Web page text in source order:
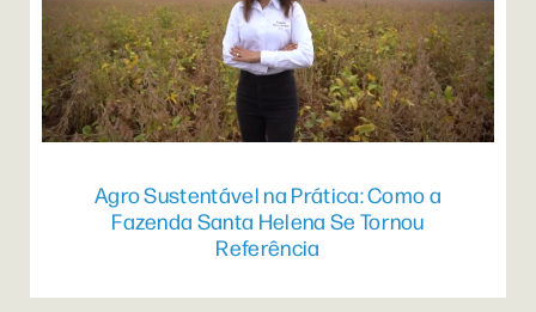
Agro Sustentável na Prática: Como a
Fazenda Santa Helena Se Tornou
Referência